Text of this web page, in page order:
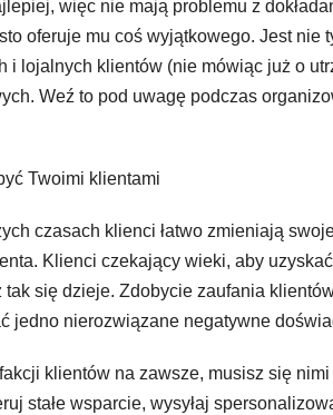
więc nie mają problemu z
oferuje mu coś wyjątkowego. Jest nie
i lojalnych klientów (nie mówiąc już o
Weź to pod uwagę podczas
Twoimi klientami
czasach klienci łatwo zmieniają
Klienci czekający wieki, aby
się dzieje. Zdobycie zaufania
jedno nierozwiązane negatywne
klientów na zawsze, musisz się
stałe wsparcie, wysyłaj